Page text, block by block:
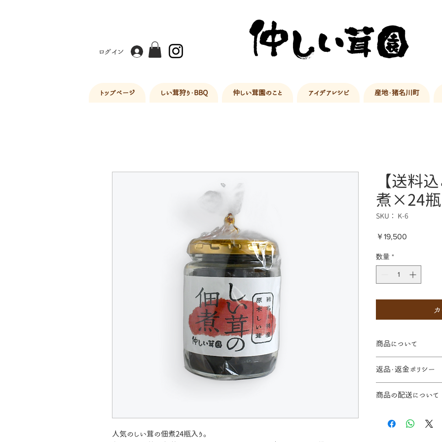
ログイン
トップページ しい茸狩り・BBQ 仲しい茸園のこと アイデアレシピ 産地・猪名川町
人気のしい茸の佃煮24瓶入り。
【送料
煮×24瓶
SKU： K-6
￥19,500
数量 *
商品について
返品・返金ポリシー
たは電話にてご連絡
ご了承下さい。
商品の配送について
縄・離島のお客様に